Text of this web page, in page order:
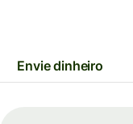
Envie dinheiro